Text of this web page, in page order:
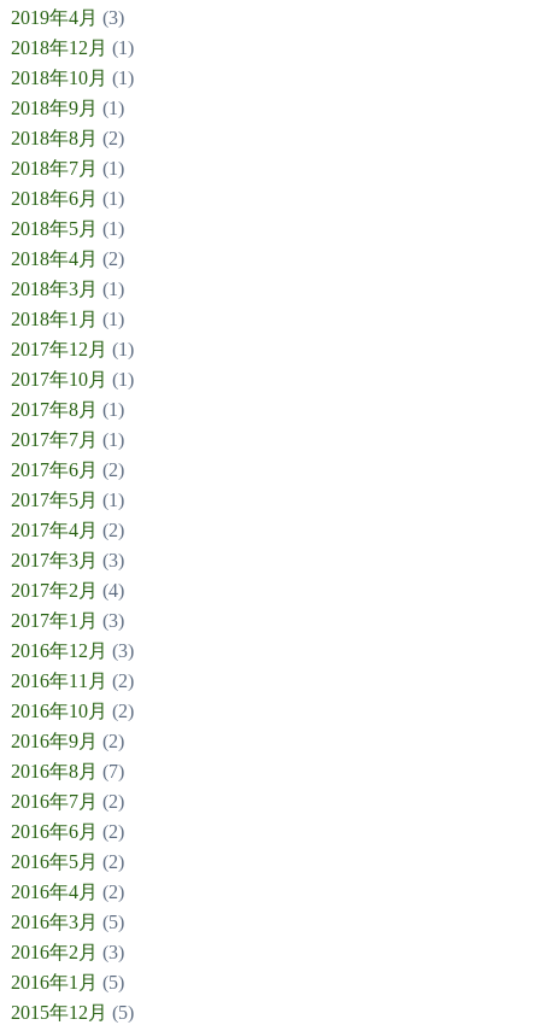
2019年4月 (3)
2018年12月 (1)
2018年10月 (1)
2018年9月 (1)
2018年8月 (2)
2018年7月 (1)
2018年6月 (1)
2018年5月 (1)
2018年4月 (2)
2018年3月 (1)
2018年1月 (1)
2017年12月 (1)
2017年10月 (1)
2017年8月 (1)
2017年7月 (1)
2017年6月 (2)
2017年5月 (1)
2017年4月 (2)
2017年3月 (3)
2017年2月 (4)
2017年1月 (3)
2016年12月 (3)
2016年11月 (2)
2016年10月 (2)
2016年9月 (2)
2016年8月 (7)
2016年7月 (2)
2016年6月 (2)
2016年5月 (2)
2016年4月 (2)
2016年3月 (5)
2016年2月 (3)
2016年1月 (5)
2015年12月 (5)